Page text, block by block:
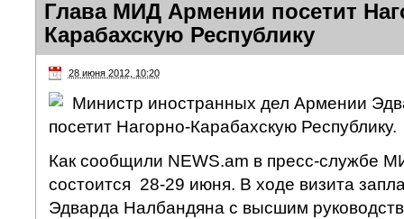
Глава МИД Армении посетит
Карабахскую Республику
28 июня 2012, 10:20
Министр иностранных дел Армении
посетит Нагорно-Карабахскую Республику.
Как сообщили NEWS.am в пресс-службе
состоится 28-29 июня. В ходе визита
Эдварда Налбандяна с высшим